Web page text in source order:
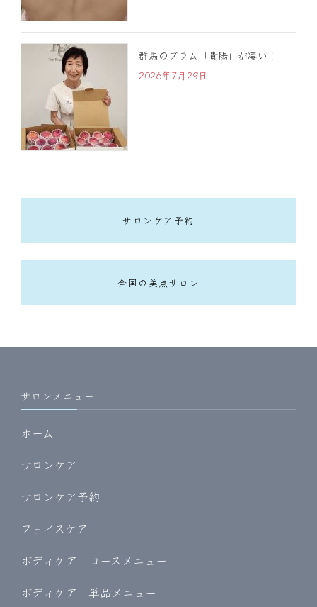
群馬のプラム「貴陽」が凄い！
2026年7月29日
サロンケア予約
全国の美点サロン
サロンメニュー
ホーム
サロンケア
サロンケア予約
フェイスケア
ボディケア コースメニュー
ボディケア 単品メニュー